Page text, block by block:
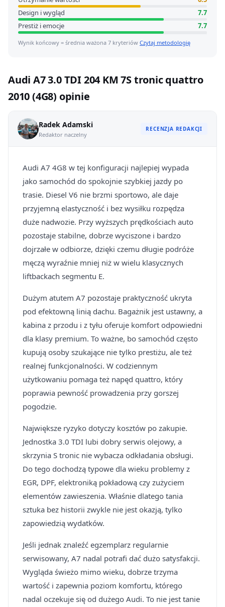
Design i wygląd
7.7
Prestiż i emocje
7.7
Wynik końcowy = średnia ważona 7 kryteriów Czytaj metodologię
Audi A7 3.0 TDI 204 KM 7S tronic quattro
2010 (4G8) opinie
Radek Adamski
Redaktor naczelny
RECENZJA REDAKCJI
Audi A7 4G8 w tej konfiguracji najlepiej wypada
jako samochód do spokojnie szybkiej jazdy po
trasie. Diesel V6 nie brzmi sportowo, ale daje
przyjemną elastyczność i bez wysiłku rozpędza
duże nadwozie. Przy wyższych prędkościach auto
pozostaje stabilne, dobrze wyciszone i bardzo
dojrzałe w odbiorze, dzięki czemu długie podróże
męczą wyraźnie mniej niż w wielu klasycznych
liftbackach segmentu E.
Dużym atutem A7 pozostaje praktyczność ukryta
pod efektowną linią dachu. Bagażnik jest ustawny, a
kabina z przodu i z tyłu oferuje komfort odpowiedni
dla klasy premium. To ważne, bo samochód często
kupują osoby szukające nie tylko prestiżu, ale też
realnej funkcjonalności. W codziennym
użytkowaniu pomaga też napęd quattro, który
poprawia pewność prowadzenia przy gorszej
pogodzie.
Największe ryzyko dotyczy kosztów po zakupie.
Jednostka 3.0 TDI lubi dobry serwis olejowy, a
skrzynia S tronic nie wybacza odkładania obsługi.
Do tego dochodzą typowe dla wieku problemy z
EGR, DPF, elektroniką pokładową czy zużyciem
elementów zawieszenia. Właśnie dlatego tania
sztuka bez historii zwykle nie jest okazją, tylko
zapowiedzią wydatków.
Jeśli jednak znaleźć egzemplarz regularnie
serwisowany, A7 nadal potrafi dać dużo satysfakcji.
Wygląda świeżo mimo wieku, dobrze trzyma
wartość i zapewnia poziom komfortu, którego
nadal oczekuje się od dużego Audi. To nie jest tanie